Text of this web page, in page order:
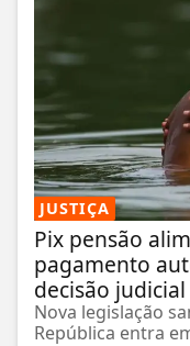
JUSTIÇA
Pix pensão
pagamento
decisão judicial
Nova legislação
República entra